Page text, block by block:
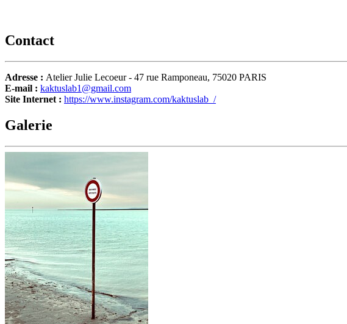
Contact
Adresse : Atelier Julie Lecoeur - 47 rue Ramponeau, 75020 PARIS
E-mail : kaktuslab1@gmail.com
Site Internet : https://www.instagram.com/kaktuslab_/
Galerie